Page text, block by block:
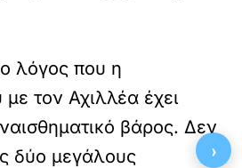
ο λόγος που η
τον Αχιλλέα έχει
βάρος. Δεν
δύο μεγάλους
›